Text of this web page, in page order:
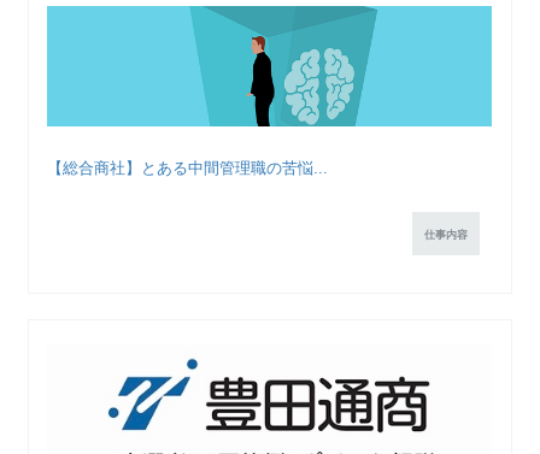
【総合商社】とある中間管理職の苦悩...
仕事内容